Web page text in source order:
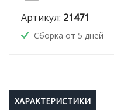
Артикул: 21471
Сборка от 5 дней
ХАРАКТЕРИСТИКИ